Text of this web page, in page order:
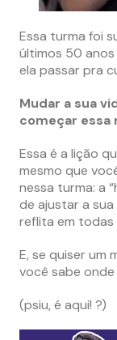
Essa turma foi
últimos 50
ela passar pra
Mudar a sua
começar essa
Essa é a lição
mesmo que
nessa turma: a
de ajustar a
reflita em todas
E, se quiser um
você sabe
(psiu, é aqui! ?)